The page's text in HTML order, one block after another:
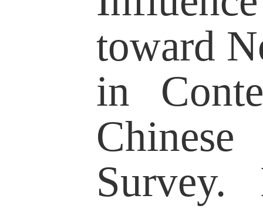
2019年10
系，获博
理教授。
研究领域
人口社会